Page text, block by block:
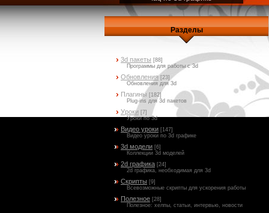
Разделы
3d пакеты [88]
Программы для работы с 3d
Обновления [23]
Обновления для 3d
Плагины [182]
Plug-ins для 3d пакетов
Уроки [7]
Уроки по 3d
Видео уроки [147]
Видео уроки по 3d графике
3d модели [6]
Коллекции 3d моделей
2d графика [24]
2d графика, необходимая для 3d
Скрипты [9]
Всевозможные скрипты для ускорения работы
Полезное [28]
Полезное: хелпы, статьи, интервью, новости